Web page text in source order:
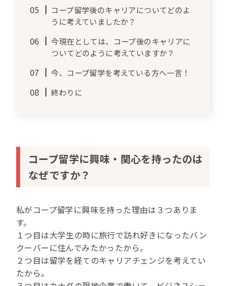
コープ留学後のキャリアについてどのよ
うに考えていましたか？
今現在としては、コープ後のキャリアに
ついてどのように考えていますか？
今、コープ留学を考えている方へ一言！
終わりに
コープ留学に興味・関心を持ったのは
なぜですか？
私がコープ留学に興味を持った理由は３つありま
す。
１つ目は大学生の時に旅行で訪れ好きになったバン
クーバーに住んでみたかったから。
２つ目は留学を経てのキャリアチェンジを考えてい
たから。